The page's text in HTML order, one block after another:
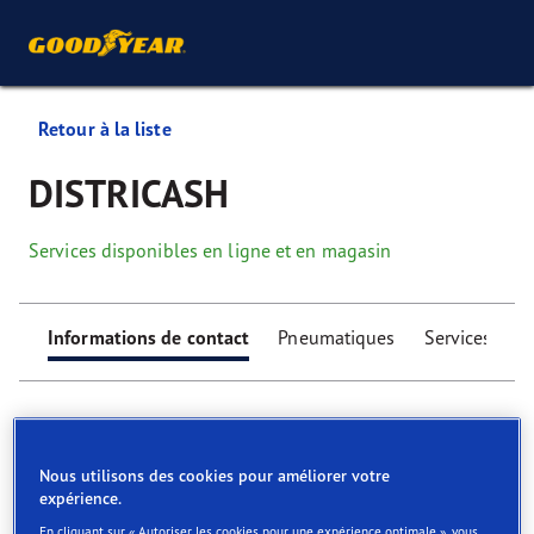
Retour à la liste
DISTRICASH
Services disponibles en ligne et en magasin
Informations de contact Pneumatiques Services
Find your tyres
Nous utilisons des cookies pour améliorer votre
expérience.